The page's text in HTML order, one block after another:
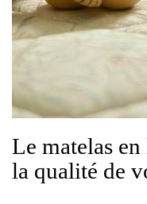
Le matelas
la qualité de